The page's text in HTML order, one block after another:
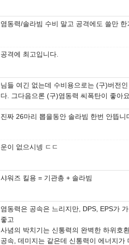
염동력/솔라빔 수비 말고 공격에도 쓸만 한
공격에 최고입니다.
님들 여긴 없는데 수비용으로는 (구)버전
다. 그다음으론 (구)염동력 씨폭탄이 좋아요
진짜 26마리 뽑을동안 솔라빔 한번 안뜹니
운이 없으시넹 ㄷㄷ
샤워즈 킬용 = 기관총 + 솔라빔
염동력은 공속은 느리지만, DPS, EPS가
좋고
사념의 박치기는 신통력의 완벽한 하위호
공속, 데미지는 같은데 신통력이 에너지가